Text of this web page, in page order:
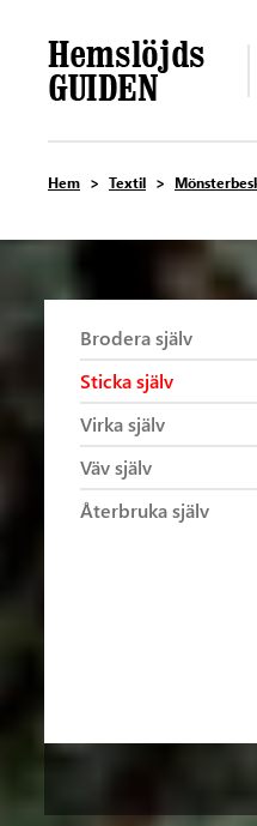
Hem Textil
Brodera själv
Sticka själv
Virka själv
Väv själv
Återbruka själv